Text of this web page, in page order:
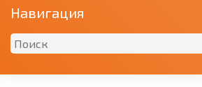
Навигация